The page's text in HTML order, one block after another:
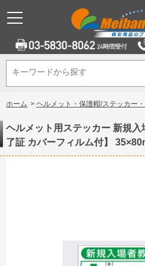
キーワードから探す
キーワードから探す
ホーム > ヘルメット・保護帽/ステッカー
ヘルメット用ステッカー 新規
了証 カバーフィルム付】